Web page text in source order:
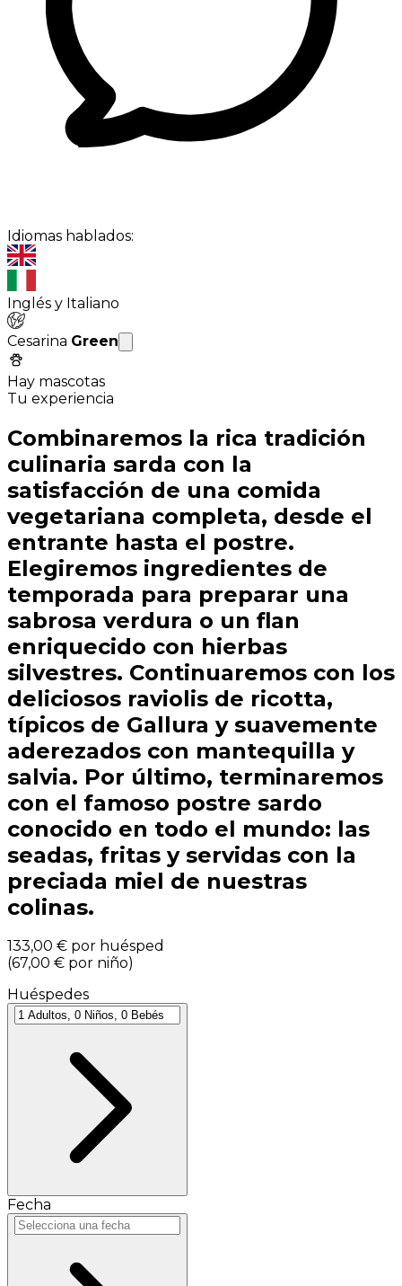
Idiomas hablados:
Inglés y Italiano
Cesarina Green
Hay mascotas
Tu experiencia
Combinaremos la rica tradición
culinaria sarda con la
satisfacción de una comida
vegetariana completa, desde el
entrante hasta el postre.
Elegiremos ingredientes de
temporada para preparar una
sabrosa verdura o un flan
enriquecido con hierbas
silvestres. Continuaremos con los
deliciosos raviolis de ricotta,
típicos de Gallura y suavemente
aderezados con mantequilla y
salvia. Por último, terminaremos
con el famoso postre sardo
conocido en todo el mundo: las
seadas, fritas y servidas con la
preciada miel de nuestras
colinas.
133,00 € por huésped
(67,00 € por niño)
Huéspedes
Fecha